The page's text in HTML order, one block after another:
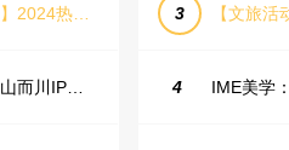
【趋势报告】2024热议话题人群新趋势分析
抖音户外山山而川IP整合营销方案
3
4